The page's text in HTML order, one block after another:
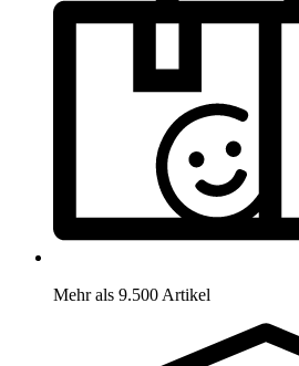
Mehr als 9.500 Artikel